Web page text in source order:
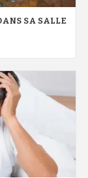
SA SALLE